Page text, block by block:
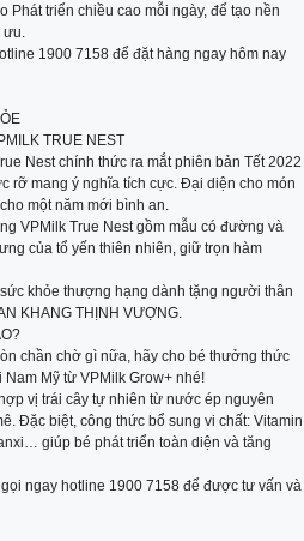
Phát triển chiều cao mỗi ngày, để tạo nền
ưu.
1900 7158 để đặt hàng ngay hôm nay
TRUE NEST
Nest chính thức ra mắt phiên bản Tết 2022
rỡ mang ý nghĩa tích cực. Đại diện cho món
một năm mới bình an.
VPMilk True Nest gồm mẫu có đường và
của tổ yến thiên nhiên, giữ trọn hàm
khỏe thượng hạng dành tặng người thân
KHANG THỊNH VƯỢNG.
chần chờ gì nữa, hãy cho bé thưởng thức
Mỹ từ VPMilk Grow+ nhé!
vị trái cây tự nhiên từ nước ép nguyên
Đặc biệt, công thức bổ sung vi chất: Vitamin
giúp bé phát triển toàn diện và tăng
ngay hotline 1900 7158 để được tư vấn và